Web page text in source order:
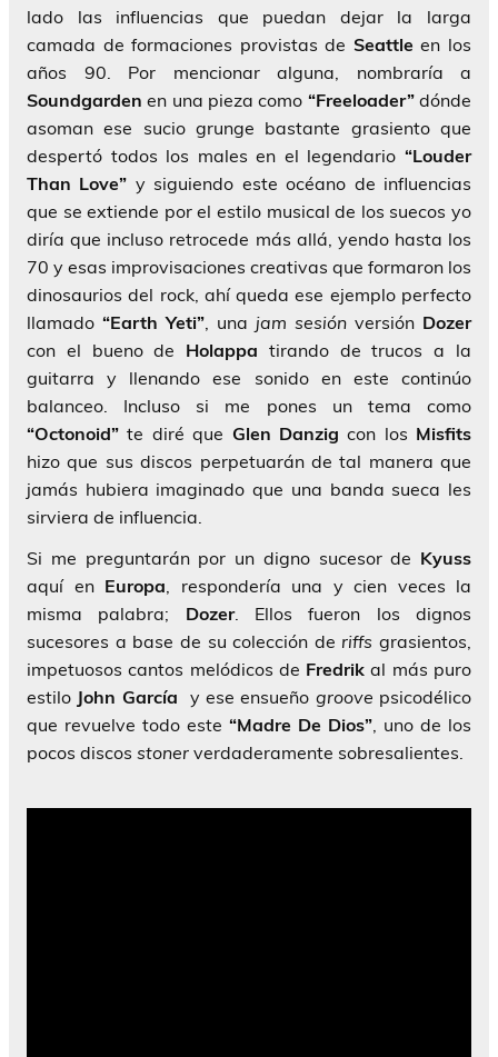
lado las influencias que puedan dejar la larga
camada de formaciones provistas de Seattle en los
años 90. Por mencionar alguna, nombraría a
Soundgarden en una pieza como “Freeloader”dónde
asoman ese sucio grunge bastante grasiento que
despertó todos los males en el legendario “Louder
Than Love” y siguiendo este océano de influencias
que se extiende por el estilo musical de los suecos yo
diría que incluso retrocede más allá, yendo hasta los
70 y esas improvisaciones creativas que formaron los
dinosaurios del rock, ahí queda ese ejemplo perfecto
llamado “Earth Yeti”, una jam sesión versión Dozer
con el bueno de Holappa tirando de trucos a la
guitarra y llenando ese sonido en este continúo
balanceo. Incluso si me pones un tema como
“Octonoid” te diré que Glen Danzig con los Misfits
hizo que sus discos perpetuarán de tal manera que
jamás hubiera imaginado que una banda sueca les
sirviera de influencia.
Si me preguntarán por un digno sucesor de Kyuss
aquí en Europa, respondería una y cien veces la
misma palabra; Dozer. Ellos fueron los dignos
sucesores a base de su colección de riffs grasientos,
impetuosos cantos melódicos de Fredrik al más puro
estilo John García y ese ensueño groove psicodélico
que revuelve todo este “Madre De Dios”, uno de los
pocos discos stoner verdaderamente sobresalientes.